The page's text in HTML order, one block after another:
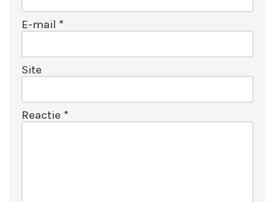
E-mail *
Site
Reactie *